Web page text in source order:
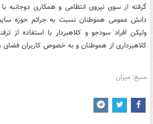
گرفته از سوی نیروی انتظامی و همکاری دوجانبه
دانش عمومی هموطنان نسبت به جرائم حوزه
ولیکن افراد سودجو و کلاهبردار با استفاده از
کلاهبرداری از هموطنان و به خصوص کاربران
منبع: میزان